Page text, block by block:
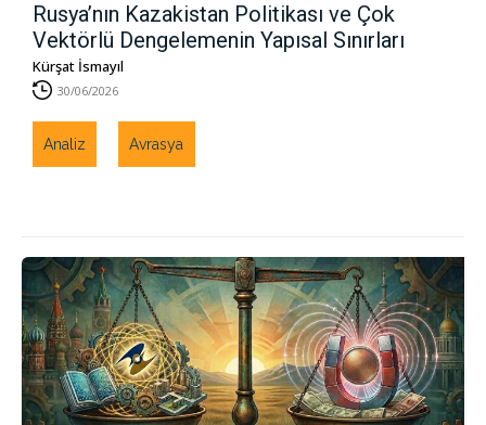
Rusya’nın Kazakistan Politikası ve Çok
Vektörlü Dengelemenin Yapısal Sınırları
Kürşat İsmayıl
30/06/2026
Analiz Avrasya